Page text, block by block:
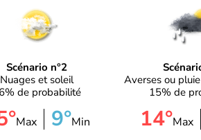
Scénario n°2
Nuages et soleil
de probabilité
Max 9°Min
Averses ou
15% de
14°Max